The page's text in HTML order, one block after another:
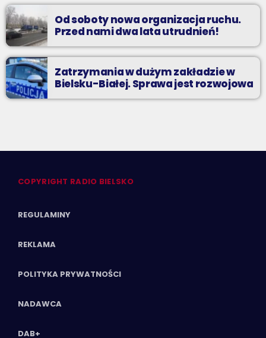
Od soboty nowa organizacja ruchu.
Przed nami dwa lata utrudnień!
Zatrzymania w dużym zakładzie w
Bielsku-Białej. Sprawa jest rozwojowa
COPYRIGHT RADIO BIELSKO
REGULAMINY
REKLAMA
POLITYKA PRYWATNOŚCI
NADAWCA
DAB+